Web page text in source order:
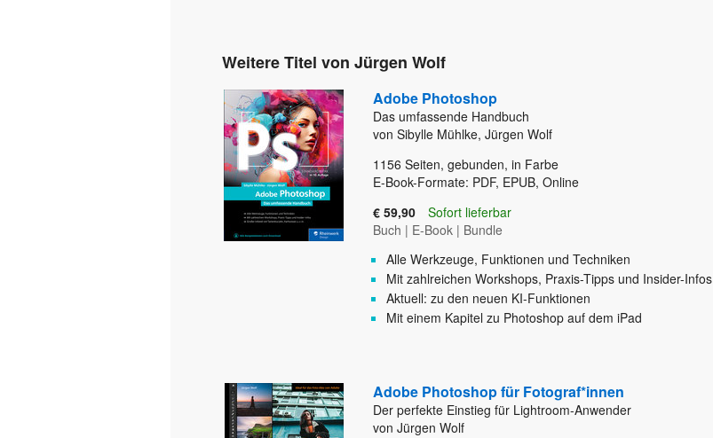
Weitere Titel von Jürgen Wolf
Adobe Photoshop
Das umfassende Handbuch
von Sibylle Mühlke, Jürgen Wolf
1156 Seiten, gebunden, in Farbe
E-Book-Formate: PDF, EPUB, Online
€ 59,90
Sofort lieferbar
Buch | E-Book | Bundle
Alle Werkzeuge, Funktionen und Techniken
Mit zahlreichen Workshops, Praxis-Tipps und Insider-Infos
Aktuell: zu den neuen KI-Funktionen
Mit einem Kapitel zu Photoshop auf dem iPad
Adobe Photoshop für Fotograf*innen
Der perfekte Einstieg für Lightroom-Anwender
von Jürgen Wolf